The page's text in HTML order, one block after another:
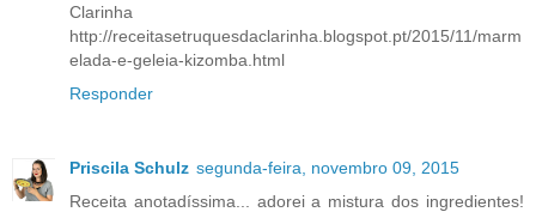
Clarinha
http://receitasetruquesdaclarinha.blogspot.pt/2015/11/marm
elada-e-geleia-kizomba.html
Responder
Priscila Schulz segunda-feira, novembro 09, 2015
Receita anotadíssima... adorei a mistura dos ingredientes!